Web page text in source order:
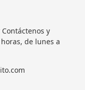
y
de lunes a